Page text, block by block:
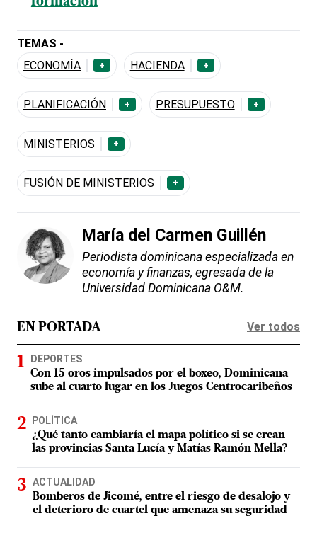
TEMAS -
ECONOMÍA
+ HACIENDA +
PLANIFICACIÓN + PRESUPUESTO +
MINISTERIOS +
FUSIÓN DE MINISTERIOS +
María del Carmen Guillén
Periodista dominicana especializada en
economía y finanzas, egresada de la
Universidad Dominicana O&M.
EN PORTADA Ver todos
DEPORTES
Con 15 oros impulsados por el boxeo, Dominicana
sube al cuarto lugar en los Juegos Centrocaribeños
POLÍTICA
¿Qué tanto cambiaría el mapa político si se crean
las provincias Santa Lucía y Matías Ramón Mella?
ACTUALIDAD
Bomberos de Jicomé, entre el riesgo de desalojo y
el deterioro de cuartel que amenaza su seguridad